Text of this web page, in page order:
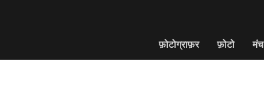
फ़ोटोग्राफ़र फ़ोटो मंच